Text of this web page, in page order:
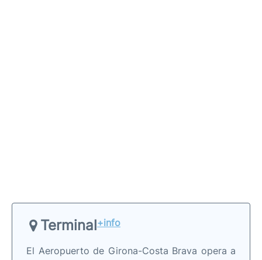
Terminal+info
El Aeropuerto de Girona-Costa Brava opera a